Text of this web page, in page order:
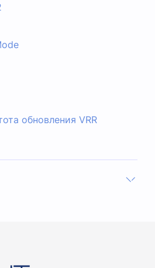
обновления VRR